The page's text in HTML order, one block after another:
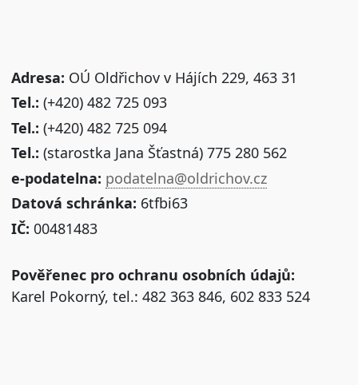
Adresa: OÚ Oldřichov v Hájích 229, 463 31
Tel.: (+420) 482 725 093
Tel.: (+420) 482 725 094
Tel.: (starostka Jana Šťastná) 775 280 562
e-podatelna: podatelna@oldrichov.cz
Datová schránka: 6tfbi63
IČ: 00481483
Pověřenec pro ochranu osobních údajů:
Karel Pokorný, tel.: 482 363 846, 602 833 524